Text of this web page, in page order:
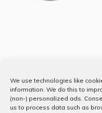
We use technologies like
information. We do this to
(non-) personalized ads.
us to process data such as
Partnerünk